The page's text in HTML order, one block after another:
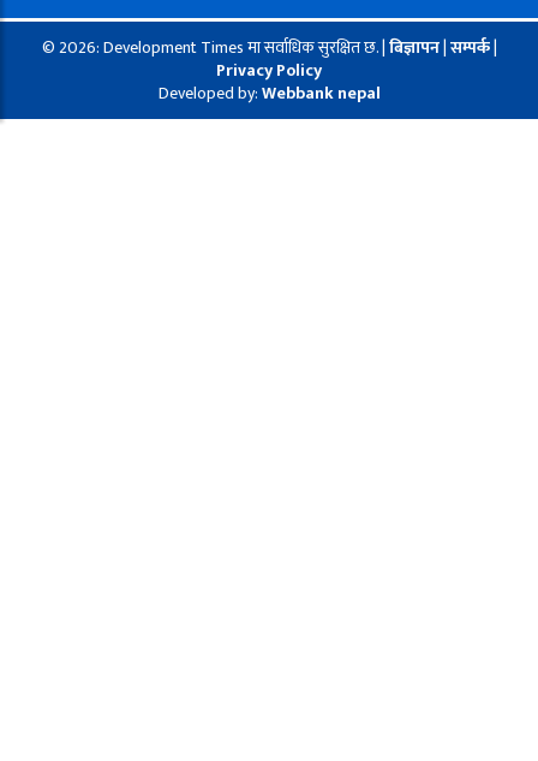
© 2026: Development Times मा सर्वाधिक सुरक्षित छ. |बिज्ञापन|सम्पर्क|
Privacy Policy
Developed by:Webbank nepal